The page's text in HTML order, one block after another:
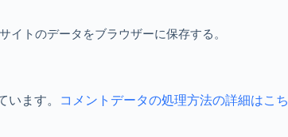
イトのデータをブラウザーに保存する。
います。
コメントデータの処理方法の詳細はこち